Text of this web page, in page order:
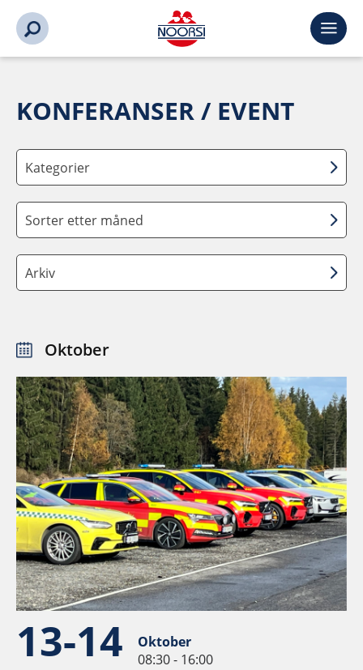
KONFERANSER / EVENT
Kategorier
Sorter etter måned
Arkiv
Oktober
13-14
Oktober
08:30 - 16:00